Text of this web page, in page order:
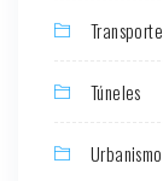
Transporte
Túneles
Urbanismo